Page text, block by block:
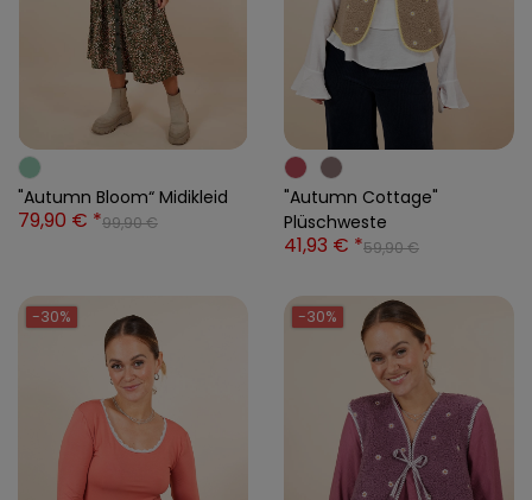
"Autumn Bloom“ Midikleid
79,90 € *99,90 €
"Autumn Cottage"
Plüschweste
41,93 € *59,90 €
-30% -30%